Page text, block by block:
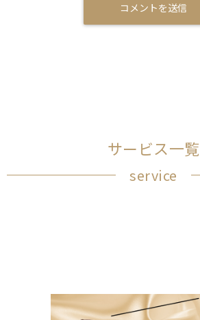
サービス一覧
service